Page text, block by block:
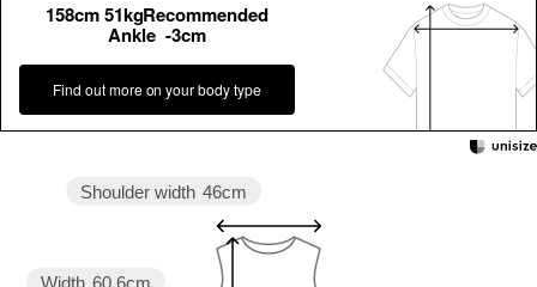
158cm 51kgRecommended
Ankle -3cm
Find out more on your body type
Shoulder width 46cm